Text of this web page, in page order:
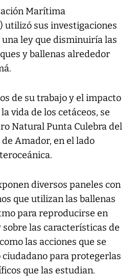
Marítima
utilizó sus investigaciones
ley que disminuiría las
y ballenas alrededor
de su trabajo y el impacto
vida de los cetáceos, se
Natural Punta Culebra del
de Amador, en el lado
diversos paneles con
que utilizan las ballenas
para reproducirse en
sobre las características de
las acciones que se
para protegerlas
que las estudian.